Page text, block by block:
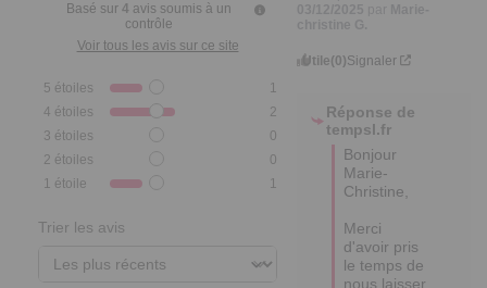
Basé sur 4 avis soumis à un
contrôle
Voir tous les avis sur ce site
5 étoiles
1
4 étoiles
2
3 étoiles
0
2 étoiles
0
1 étoile 1
Trier les avis
Utile(0)Signaler
Réponse de
tempsl.fr
Bonjour
Marie-
Christine,
Merci
d'avoir pris
le temps de
nous laisser